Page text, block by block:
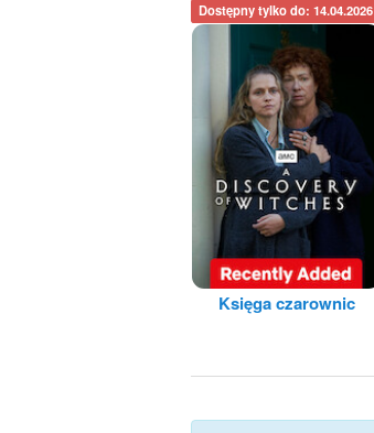
Dostępny tylko do: 14.04.2026
Księga czarownic